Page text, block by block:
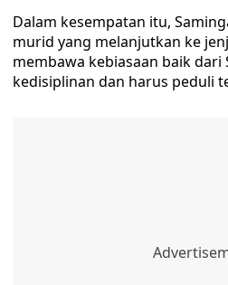
Dalam kesempatan itu,
murid yang melanjutkan ke
membawa kebiasaan baik dari
kedisiplinan dan harus peduli